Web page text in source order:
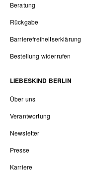
Beratung
Rückgabe
Barrierefreiheitserklärung
Bestellung widerrufen
LIEBESKIND BERLIN
Über uns
Verantwortung
Newsletter
Presse
Karriere